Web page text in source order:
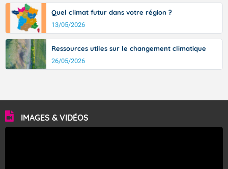
Quel climat futur dans votre région ?
13/05/2026
Ressources utiles sur le changement climatique
26/05/2026
IMAGES & VIDÉOS